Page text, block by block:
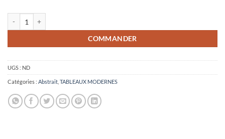
COMMANDER
UGS : ND
Catégories : Abstrait TABLEAUX MODERNES